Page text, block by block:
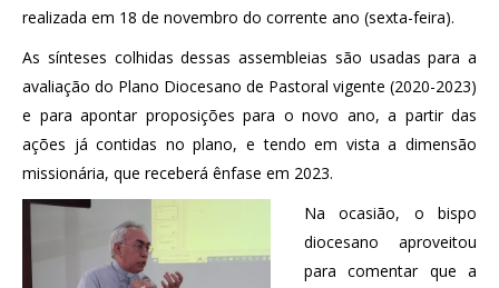
realizada em 18 de novembro do corrente ano (sexta-feira).
As sínteses colhidas dessas assembleias são usadas para a
avaliação do Plano Diocesano de Pastoral vigente (2020-2023)
e para apontar proposições para o novo ano, a partir das
ações já contidas no plano, e tendo em vista a dimensão
missionária, que receberá ênfase em 2023.
Na ocasião, o bispo
diocesano aproveitou
para comentar que a